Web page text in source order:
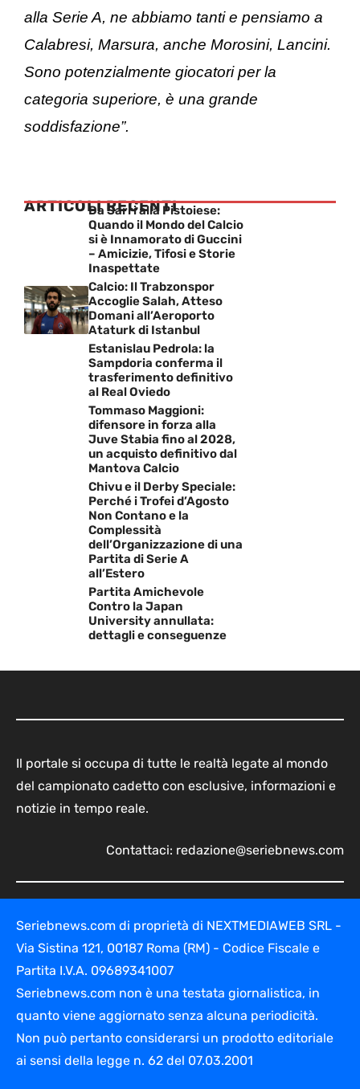
alla Serie A, ne abbiamo tanti e pensiamo a
Calabresi, Marsura, anche Morosini, Lancini.
Sono potenzialmente giocatori per la
categoria superiore, è una grande
soddisfazione”.
ARTICOLI RECENTI
Da Sarri alla Pistoiese:
Quando il Mondo del Calcio
si è Innamorato di Guccini
– Amicizie, Tifosi e Storie
Inaspettate
Calcio: Il Trabzonspor
Accoglie Salah, Atteso
Domani all’Aeroporto
Ataturk di Istanbul
Estanislau Pedrola: la
Sampdoria conferma il
trasferimento definitivo
al Real Oviedo
Tommaso Maggioni:
difensore in forza alla
Juve Stabia fino al 2028,
un acquisto definitivo dal
Mantova Calcio
Chivu e il Derby Speciale:
Perché i Trofei d’Agosto
Non Contano e la
Complessità
dell’Organizzazione di una
Partita di Serie A
all’Estero
Partita Amichevole
Contro la Japan
University annullata:
dettagli e conseguenze
Il portale si occupa di tutte le realtà legate al mondo
del campionato cadetto con esclusive, informazioni e
notizie in tempo reale.
Contattaci: redazione@seriebnews.com
Seriebnews.com di proprietà di NEXTMEDIAWEB SRL -
Via Sistina 121, 00187 Roma (RM) - Codice Fiscale e
Partita I.V.A. 09689341007
Seriebnews.com non è una testata giornalistica, in
quanto viene aggiornato senza alcuna periodicità.
Non può pertanto considerarsi un prodotto editoriale
ai sensi della legge n. 62 del 07.03.2001